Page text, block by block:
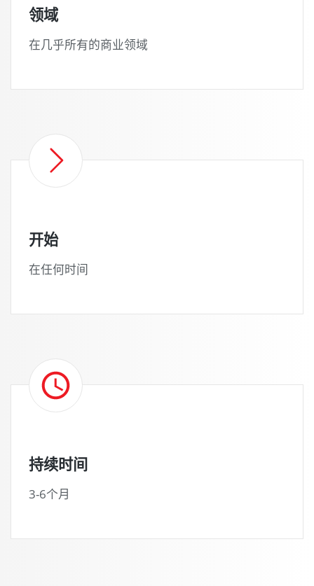
领域
在几乎所有的商业领域
开始
在任何时间
持续时间
3-6个月